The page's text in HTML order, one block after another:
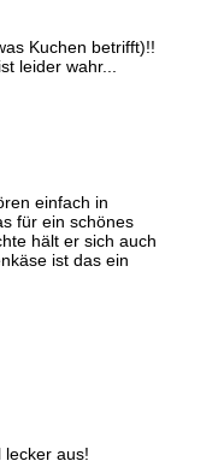
Kuchen betrifft)!!
leider wahr...
einfach in
für ein schönes
hält er sich auch
ist das ein
lecker aus!